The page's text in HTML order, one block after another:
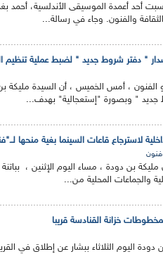
والفنون. وجاء في رسالة...
" دفتر شروط جديد " لضبط عملية تنظيم
و الفنون ، أمس الخميس ، أن السيدة
" وبصورة "إستعجالية" بهدف...
لاسترجاع قاعات السينما بغية منحها
بن دودة ، مساء اليوم الإثنين ، بباتنة
والجماعات المحلية من...
خزانة القنادسة قريبا
دودة اليوم الثلاثاء ببشار عن إطلاق في